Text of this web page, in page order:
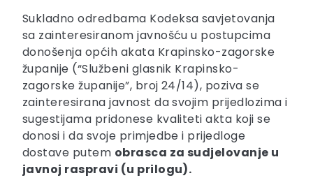
Sukladno odredbama Kodeksa savjetovanja
sa zainteresiranom javnošću u postupcima
donošenja općih akata Krapinsko-zagorske
županije (“Službeni glasnik Krapinsko-
zagorske županije”, broj 24/14), poziva se
zainteresirana javnost da svojim prijedlozima i
sugestijama pridonese kvaliteti akta koji se
donosi i da svoje primjedbe i prijedloge
dostave putem obrasca za sudjelovanje u
javnoj raspravi (u prilogu).